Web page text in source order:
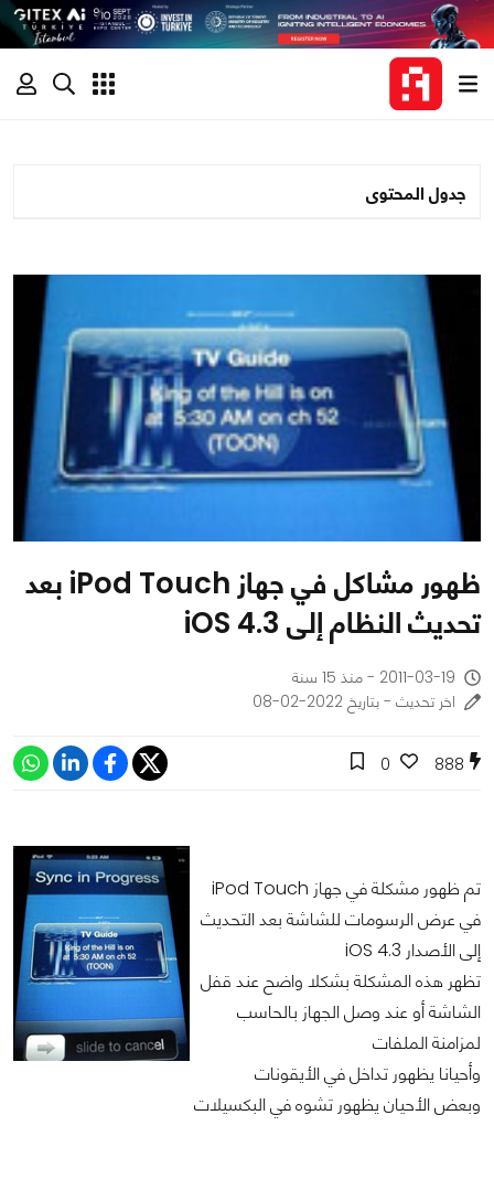
جدول المحتوى
ظهور مشاكل في جهاز iPod Touch بعد
تحديث النظام إلى iOS 4.3
2011-03-19 - منذ 15 سنة
اخر تحديث - بتاريخ 2022-02-08
888
0
تم ظهور مشكلة في جهاز iPod Touch
في عرض الرسومات للشاشة بعد التحديث
إلى الأصدار iOS 4.3
تظهر هذه المشكلة بشكلا واضح عند قفل
الشاشة أو عند وصل الجهاز بالحاسب
لمزامنة الملفات
وأحيانا يظهور تداخل في الأيقونات
وبعض الأحيان يظهور تشوه في البكسيلات